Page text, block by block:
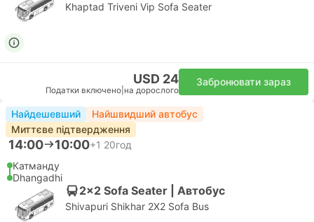
Khaptad Triveni Vip Sofa Seater
USD 24
Податки включено на дорослого
Забронювати зараз
Найдешевший
Найшвидший автобус
Миттєве підтвердження
14:00 10:00+1 20год
Катманду
Dhangadhi
2x2 Sofa Seater | Автобус
Shivapuri Shikhar 2X2 Sofa Bus